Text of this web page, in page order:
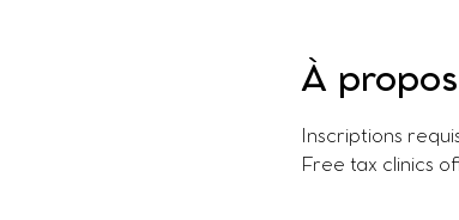
À
Inscriptions
Free tax clinics